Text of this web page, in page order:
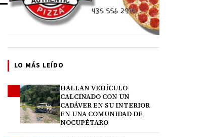
LO MÁS LEÍDO
HALLAN VEHÍCULO
CALCINADO CON UN
CADÁVER EN SU INTERIOR
EN UNA COMUNIDAD DE
NOCUPÉTARO